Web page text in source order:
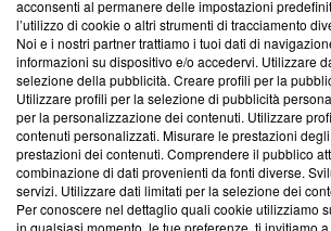
Team editoriale
Corporate
Redazione
Informativa Privacy
Cookie Policy
Blasting SA, IDI CHE-247.845.224, Via
Lugano (Svizzera) Tel:+39 0690258937
acconsenti al permanere delle impostazioni
l’utilizzo di cookie o altri strumenti di tracciamento
Noi e i nostri partner trattiamo i tuoi dati di
informazioni su dispositivo e/o accedervi. Utilizzare
selezione della pubblicità. Creare profili per la
Utilizzare profili per la selezione di pubblicità
per la personalizzazione dei contenuti. Utilizzare
contenuti personalizzati. Misurare le prestazioni
prestazioni dei contenuti. Comprendere il pubblico
combinazione di dati provenienti da fonti diverse.
servizi. Utilizzare dati limitati per la selezione dei
Per conoscere nel dettaglio quali cookie utilizziamo
in qualsiasi momento, le tue preferenze, ti invitiamo